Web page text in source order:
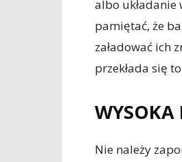
albo układanie
pamiętać, że
załadować ich
przekłada się
WYSOKA
Nie należy